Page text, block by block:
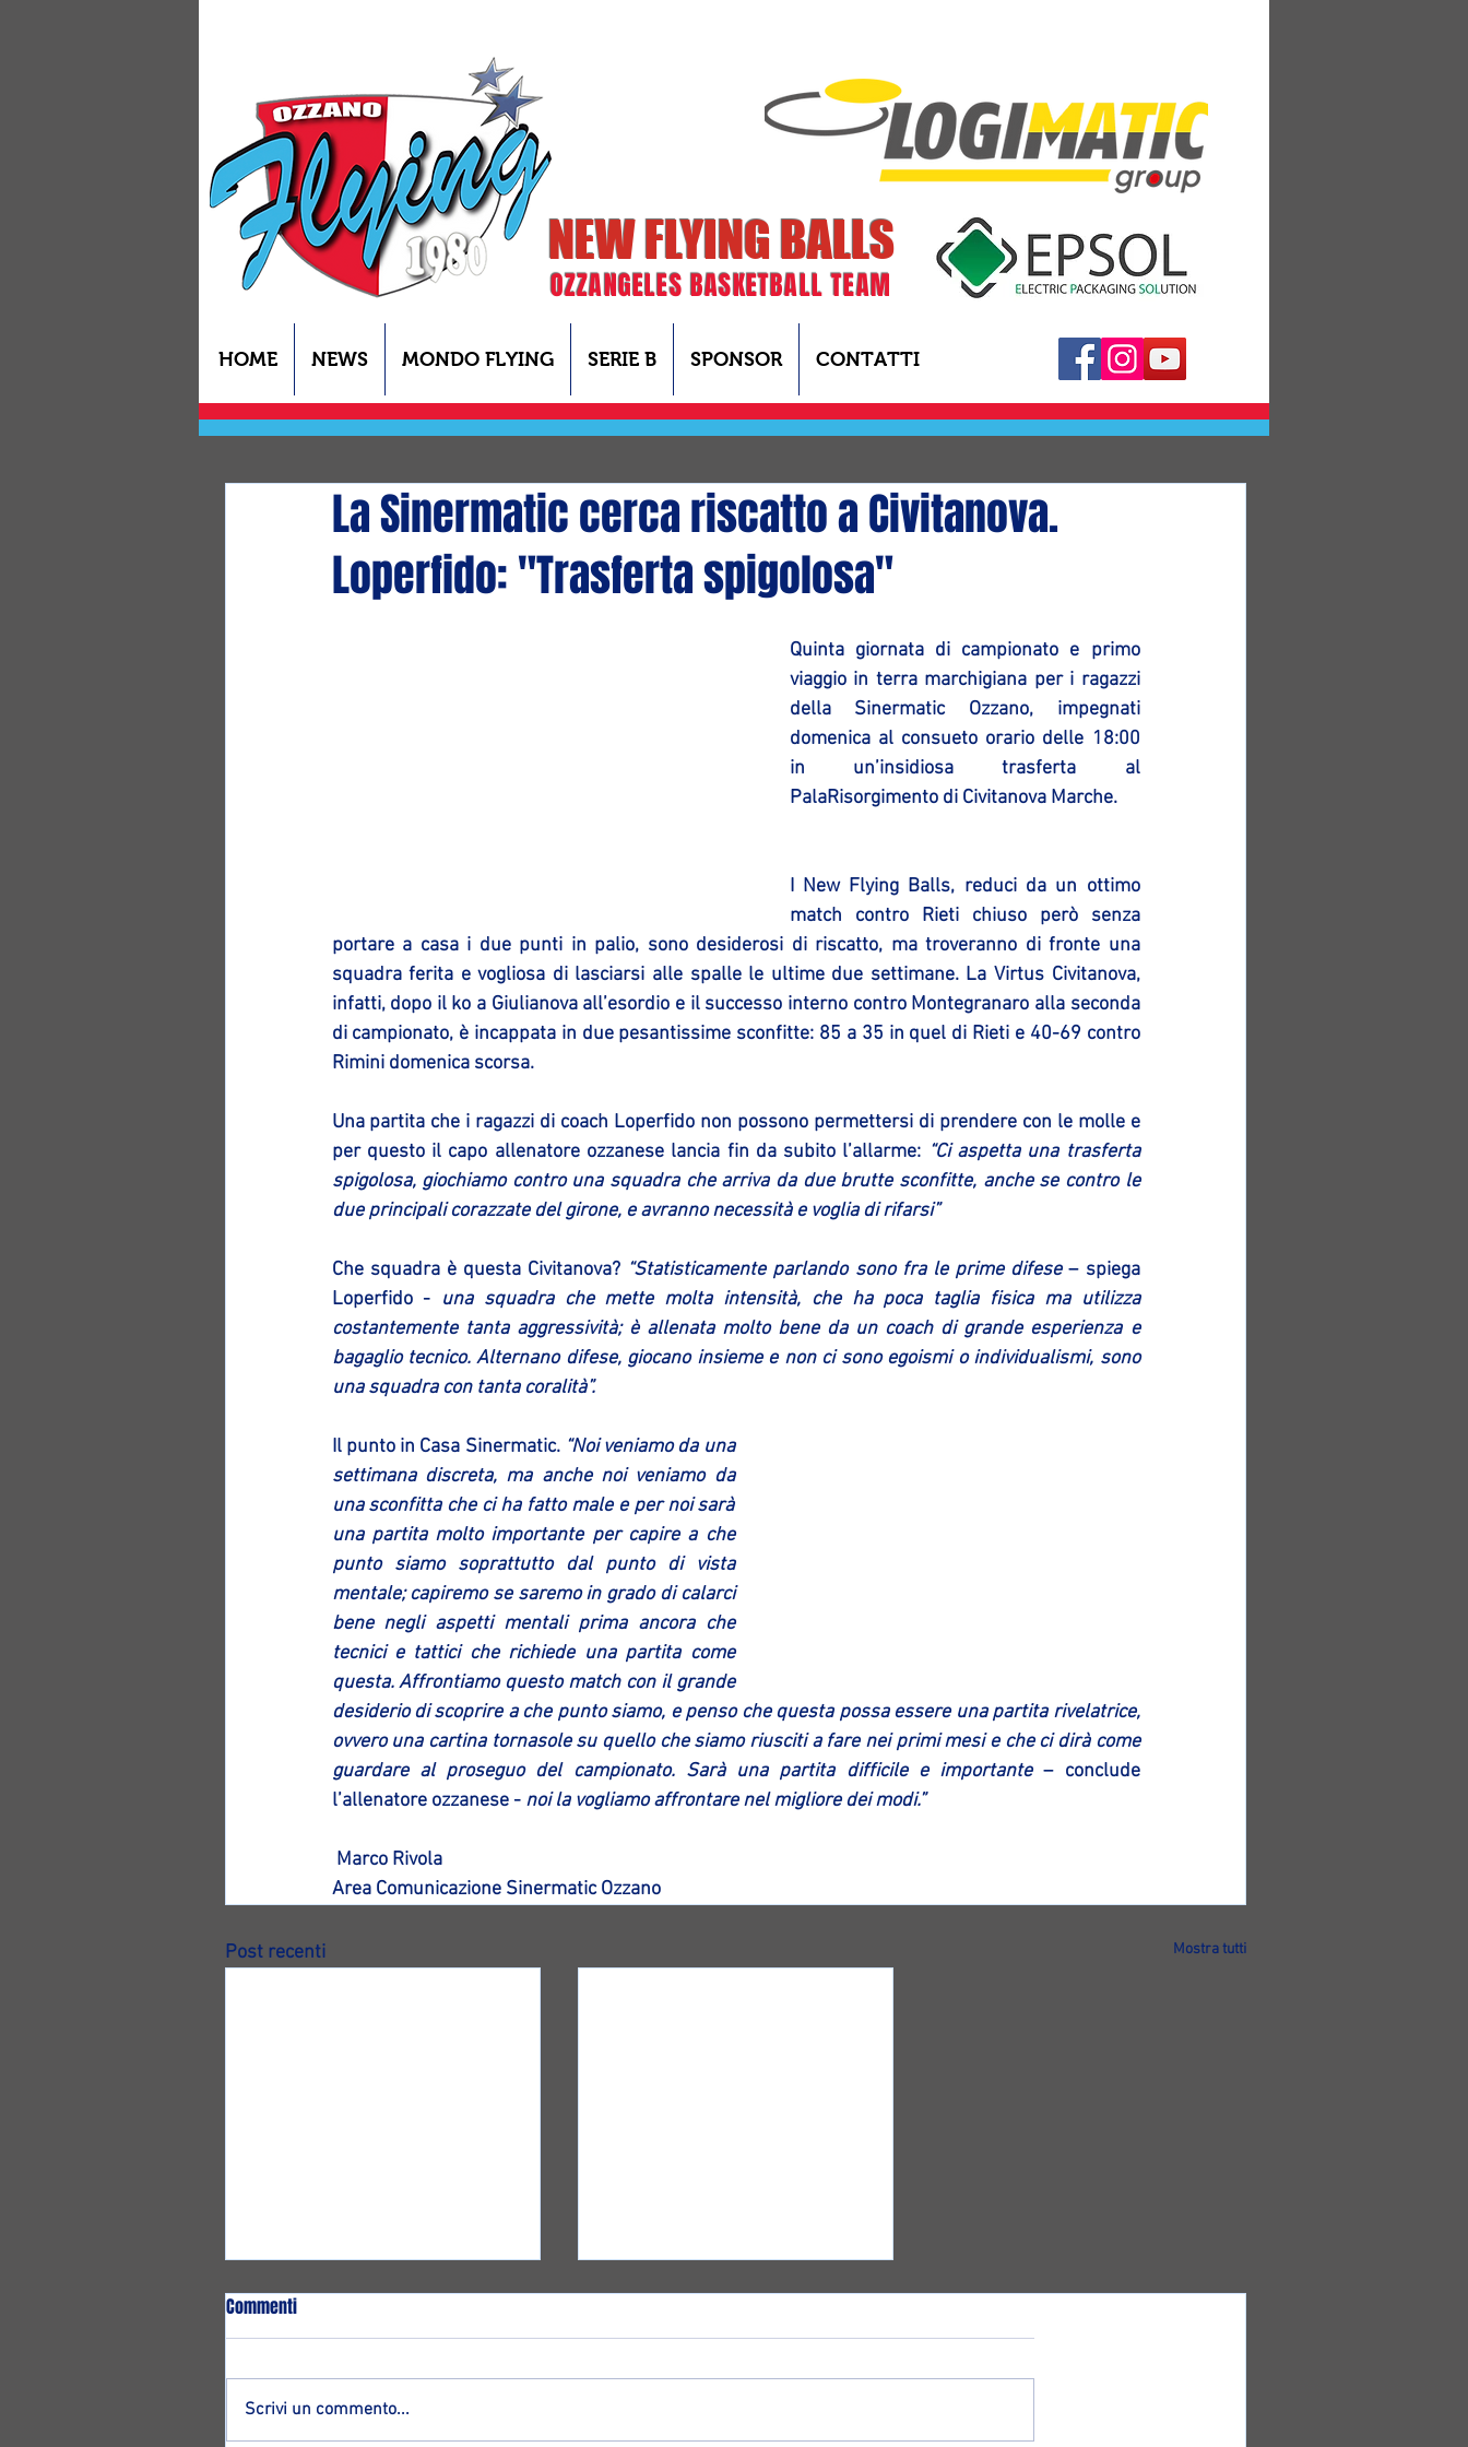
NEW FLYING BALLS
OZZANGELES BASKETBALL TEAM
HOME NEWS MONDO FLYING SERIE B SPONSOR CONTATTI
La Sinermatic cerca riscatto a Civitanova.
Loperfido: "Trasferta spigolosa"
Quinta giornata di campionato e primo
viaggio in terra marchigiana per i ragazzi
della Sinermatic Ozzano, impegnati
domenica al consueto orario delle 18:00
in un’insidiosa trasferta al
PalaRisorgimento di Civitanova Marche.
I New Flying Balls, reduci da un ottimo
match contro Rieti chiuso però senza
portare a casa i due punti in palio, sono desiderosi di riscatto, ma troveranno di fronte una
squadra ferita e vogliosa di lasciarsi alle spalle le ultime due settimane. La Virtus Civitanova,
infatti, dopo il ko a Giulianova all’esordio e il successo interno contro Montegranaro alla seconda
di campionato, è incappata in due pesantissime sconfitte: 85 a 35 in quel di Rieti e 40-69 contro
Rimini domenica scorsa.
Una partita che i ragazzi di coach Loperfido non possono permettersi di prendere con le molle e
per questo il capo allenatore ozzanese lancia fin da subito l’allarme: “Ci aspetta una trasferta
spigolosa, giochiamo contro una squadra che arriva da due brutte sconfitte, anche se contro le
due principali corazzate del girone, e avranno necessità e voglia di rifarsi”
Che squadra è questa Civitanova? “Statisticamente parlando sono fra le prime difese – spiega
Loperfido - una squadra che mette molta intensità, che ha poca taglia fisica ma utilizza
costantemente tanta aggressività; è allenata molto bene da un coach di grande esperienza e
bagaglio tecnico. Alternano difese, giocano insieme e non ci sono egoismi o individualismi, sono
una squadra con tanta coralità”.
Il punto in Casa Sinermatic. “Noi veniamo da una
settimana discreta, ma anche noi veniamo da
una sconfitta che ci ha fatto male e per noi sarà
una partita molto importante per capire a che
punto siamo soprattutto dal punto di vista
mentale; capiremo se saremo in grado di calarci
bene negli aspetti mentali prima ancora che
tecnici e tattici che richiede una partita come
questa. Affrontiamo questo match con il grande
desiderio di scoprire a che punto siamo, e penso che questa possa essere una partita rivelatrice,
ovvero una cartina tornasole su quello che siamo riusciti a fare nei primi mesi e che ci dirà come
guardare al proseguo del campionato. Sarà una partita difficile e importante – conclude
l’allenatore ozzanese - noi la vogliamo affrontare nel migliore dei modi.”
Marco Rivola
Area Comunicazione Sinermatic Ozzano
Post recenti Mostra tutti
Commenti
Scrivi un commento...